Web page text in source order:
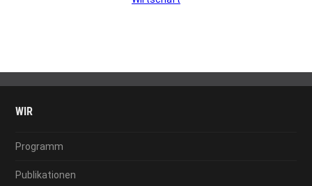
WIR
Programm
Publikationen